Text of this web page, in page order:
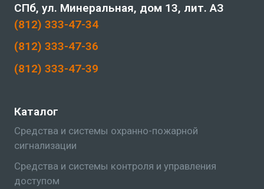
Каталог
Средства и системы охранно-пожарной
сигнализации
Средства и системы контроля и управления
доступом
(812) 333-47-34
(812) 333-47-36
(812) 333-47-39
СПб, ул. Минеральная, дом 13, лит. АЗ